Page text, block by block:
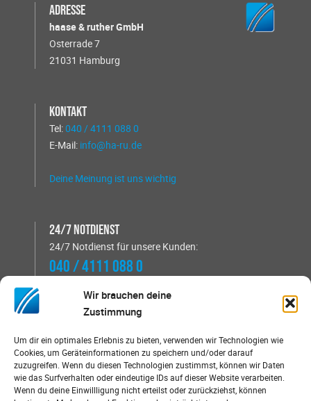
Wir brauchen deine
Zustimmung
Um dir ein optimales Erlebnis zu bieten, verwenden wir Technologien wie
Cookies, um Geräteinformationen zu speichern und/oder darauf
zuzugreifen. Wenn du diesen Technologien zustimmst, können wir Daten
wie das Surfverhalten oder eindeutige IDs auf dieser Website verarbeiten.
Wenn du deine Einwillligung nicht erteilst oder zurückziehst, können
Adresse
haase & ruther GmbH
Osterrade 7
21031 Hamburg
Kontakt
Tel:040 / 4111 088 0
E-Mail: info@ha-ru.de
Deine Meinung ist uns wichtig
24/7 Notdienst
24/7 Notdienst für unsere Kunden:
040 / 4111 088 0